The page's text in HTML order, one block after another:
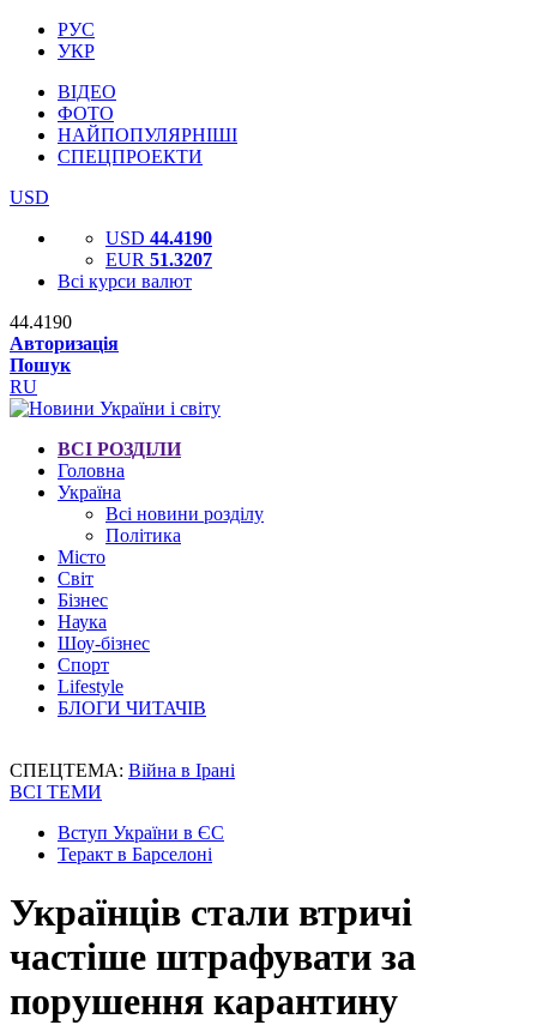
РУС
УКР
ВІДЕО
ФОТО
НАЙПОПУЛЯРНІШІ
СПЕЦПРОЕКТИ
USD
USD 44.4190
EUR 51.3207
Всі курси валют
44.4190
Авторизація
Пошук
RU
ВСІ РОЗДІЛИ
Головна
Україна
Всі новини розділу
Політика
Місто
Світ
Бізнес
Наука
Шоу-бізнес
Спорт
Lifestyle
БЛОГИ ЧИТАЧІВ
СПЕЦТЕМА: Війна в Ірані
ВСІ ТЕМИ
Вступ України в ЄС
Теракт в Барселоні
Українців стали втричі
частіше штрафувати за
порушення карантину